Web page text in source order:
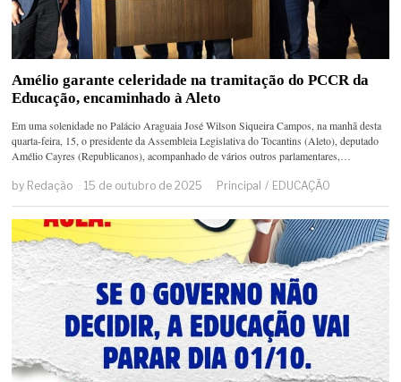
Amélio garante celeridade na tramitação do PCCR da
Educação, encaminhado à Aleto
Em uma solenidade no Palácio Araguaia José Wilson Siqueira Campos, na manhã desta
quarta-feira, 15, o presidente da Assembleia Legislativa do Tocantins (Aleto), deputado
Amélio Cayres (Republicanos), acompanhado de vários outros parlamentares,…
by Redação 15 de outubro de 2025 Principal / EDUCAÇÃO